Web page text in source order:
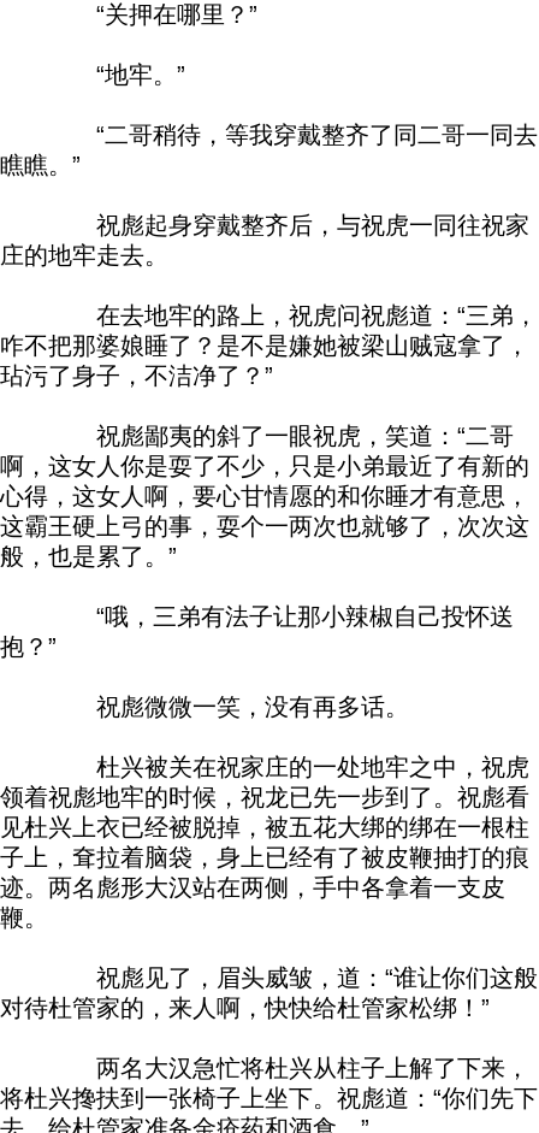
“关押在哪里？”
“地牢。”
“二哥稍待，等我穿戴整齐了同二哥一同去
瞧瞧。”
祝彪起身穿戴整齐后，与祝虎一同往祝家
庄的地牢走去。
在去地牢的路上，祝虎问祝彪道：“三弟，
咋不把那婆娘睡了？是不是嫌她被梁山贼寇拿了，
玷污了身子，不洁净了？”
祝彪鄙夷的斜了一眼祝虎，笑道：“二哥
啊，这女人你是耍了不少，只是小弟最近了有新的
心得，这女人啊，要心甘情愿的和你睡才有意思，
这霸王硬上弓的事，耍个一两次也就够了，次次这
般，也是累了。”
“哦，三弟有法子让那小辣椒自己投怀送
抱？”
祝彪微微一笑，没有再多话。
杜兴被关在祝家庄的一处地牢之中，祝虎
领着祝彪地牢的时候，祝龙已先一步到了。祝彪看
见杜兴上衣已经被脱掉，被五花大绑的绑在一根柱
子上，耷拉着脑袋，身上已经有了被皮鞭抽打的痕
迹。两名彪形大汉站在两侧，手中各拿着一支皮
鞭。
祝彪见了，眉头威皱，道：“谁让你们这般
对待杜管家的，来人啊，快快给杜管家松绑！”
两名大汉急忙将杜兴从柱子上解了下来，
将杜兴搀扶到一张椅子上坐下。祝彪道：“你们先下